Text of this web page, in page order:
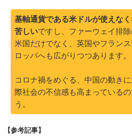
基軸通貨である米ドルが使えな
苦しいですし、ファーウェイ排
米国だけでなく、英国やフラン
ロッパへも広がりつつあります。
コロナ禍をめぐる、中国の動き
際社会の不信感も高まっているの
う。
【参考記事】